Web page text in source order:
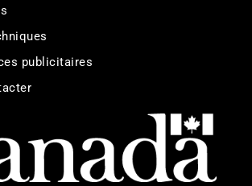
publicitaires